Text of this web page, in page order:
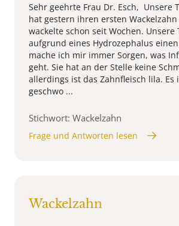
Sehr geehrte Frau Dr. Esch, Unsere
hat gestern ihren ersten
wackelte schon seit Wochen. Unsere
aufgrund eines Hydrozephalus
mache ich mir immer Sorgen, was
geht. Sie hat an der Stelle keine
allerdings ist das Zahnfleisch lila. Es
geschwo ...
Stichwort: Wackelzahn
Frage und Antworten lesen
Wackelzahn